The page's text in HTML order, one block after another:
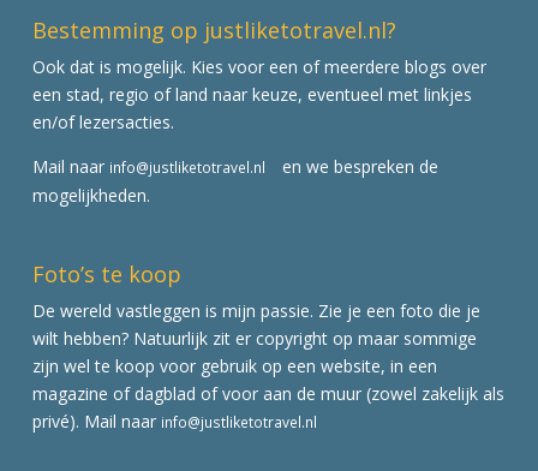
Bestemming op justliketotravel.nl?
Ook dat is mogelijk. Kies voor een of meerdere blogs over
een stad, regio of land naar keuze, eventueel met linkjes
en/of lezersacties.
Mail naar info@justliketotravel.nl
en we bespreken de
mogelijkheden.
Foto’s te koop
De wereld vastleggen is mijn passie. Zie je een foto die je
wilt hebben? Natuurlijk zit er copyright op maar sommige
zijn wel te koop voor gebruik op een website, in een
magazine of dagblad of voor aan de muur (zowel zakelijk als
privé). Mail naar info@justliketotravel.nl